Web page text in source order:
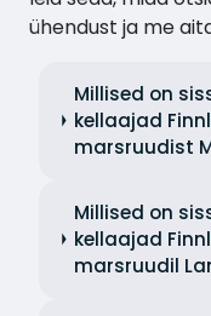
ühendust ja me
Millised on
kellaajad
marsruudist
Millised on
kellaajad
marsruudil